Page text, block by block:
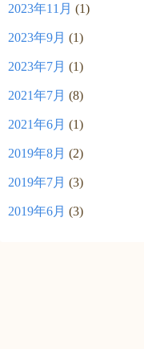
2023年11月 (1)
2023年9月 (1)
2023年7月 (1)
2021年7月 (8)
2021年6月 (1)
2019年8月 (2)
2019年7月 (3)
2019年6月 (3)